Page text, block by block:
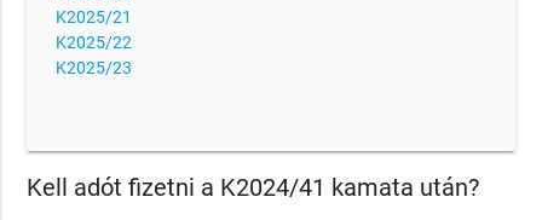
K2025/21
K2025/22
K2025/23
Kell adót fizetni a K2024/41 kamata után?